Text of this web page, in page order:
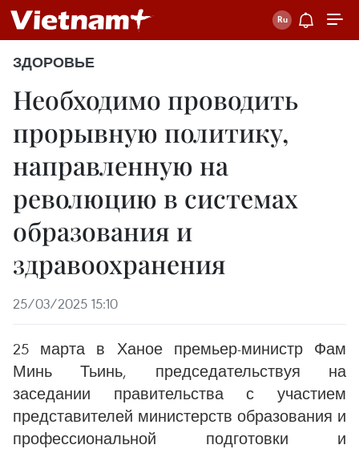
ЗДОРОВЬЕ
Необходимо проводить
прорывную политику,
направленную на
революцию в системах
образования и
здравоохранения
25/03/2025 15:10
25 марта в Ханое премьер-министр Фам
Минь Тьинь, председательствуя на
заседании правительства с участием
представителей министерств образования и
профессиональной подготовки и